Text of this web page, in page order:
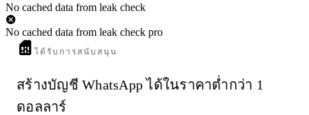
No cached data from leak check
No cached data from leak check pro
ได้รับการสนับสนุน
สร้างบัญชี WhatsApp ได้ในราคาต่ำกว่า 1
ดอลลาร์